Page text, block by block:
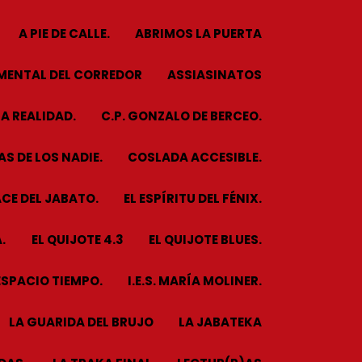
A PIE DE CALLE. ABRIMOS LA PUERTA
DEL CORREDOR ASSIASINATOS
REALIDAD. C.P. GONZALO DE BERCEO.
DE LOS NADIE. COSLADA ACCESIBLE.
DEL JABATO. EL ESPÍRITU DEL FÉNIX.
EL QUIJOTE 4.3 EL QUIJOTE BLUES.
TIEMPO. I.E.S. MARÍA MOLINER.
LA GUARIDA DEL BRUJO LA JABATEKA